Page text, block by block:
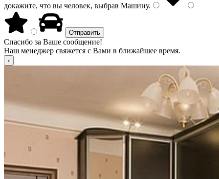
докажите, что вы человек, выбрав Машину.
Спасибо за Ваше сообщение!
Наш менеджер свяжется с Вами в ближайшее время.